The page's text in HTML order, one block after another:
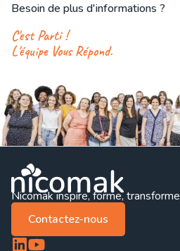
Besoin de plus d'informations ?
C'est Parti !
L'équipe Vous Répond.
Nicomak inspire, forme, transforme
Contactez-nous